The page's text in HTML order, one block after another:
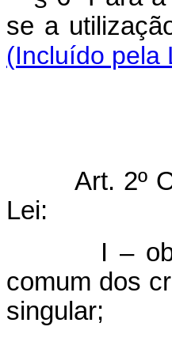
se a
(Incluído pela
Art. 2º O
Lei:
I –
comum dos
singular;